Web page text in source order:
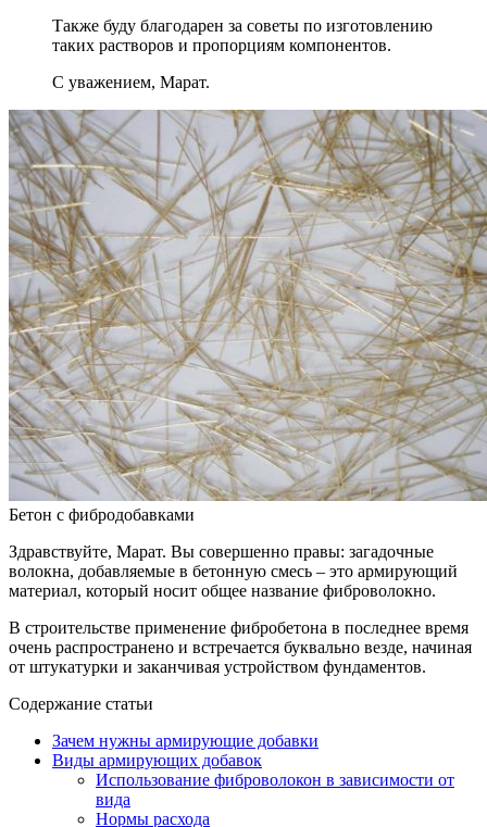
Также буду благодарен за советы по изготовлению
таких растворов и пропорциям компонентов.
С уважением, Марат.
Бетон с фибродобавками
Здравствуйте, Марат. Вы совершенно правы: загадочные
волокна, добавляемые в бетонную смесь – это армирующий
материал, который носит общее название фиброволокно.
В строительстве применение фибробетона в последнее время
очень распространено и встречается буквально везде, начиная
от штукатурки и заканчивая устройством фундаментов.
Содержание статьи
Зачем нужны армирующие добавки
Виды армирующих добавок
Использование фиброволокон в зависимости от
вида
Нормы расхода